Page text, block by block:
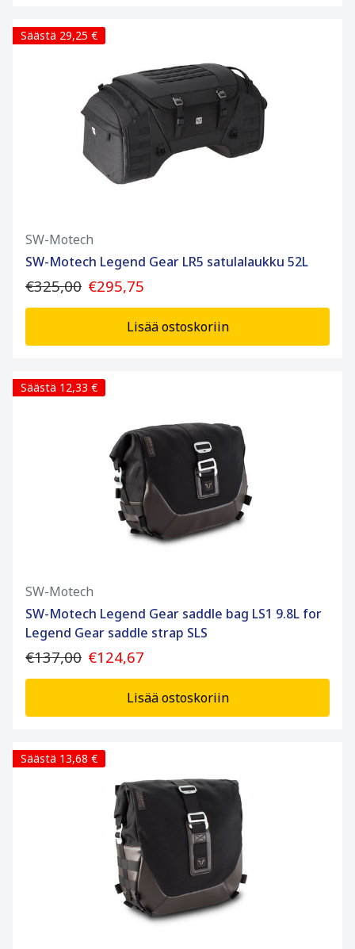
Säästä 29,25 €
SW-Motech
SW-Motech Legend Gear LR5 satulalaukku 52L
€325,00 €295,75
Lisää ostoskoriin
Säästä 12,33 €
SW-Motech
SW-Motech Legend Gear saddle bag LS1 9.8L for
Legend Gear saddle strap SLS
€137,00 €124,67
Lisää ostoskoriin
Säästä 13,68 €